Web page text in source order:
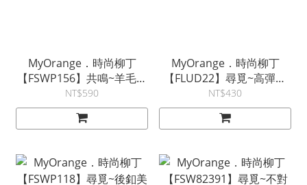
MyOrange．時尚柳丁
【FSWP156】共鳴~羊毛混
紡肌理感立領針織背心~5
色
NT$590
MyOrange．時尚柳丁
【FLUD22】尋覓~高彈螺
紋胸墊設計挖背背心~3色
NT$430